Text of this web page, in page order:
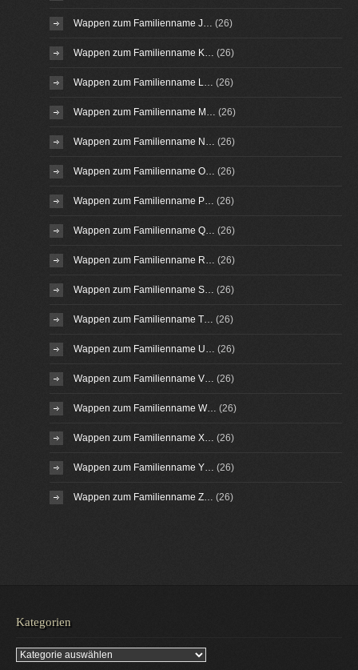
Wappen zum Familienname J… (26)
Wappen zum Familienname K… (26)
Wappen zum Familienname L… (26)
Wappen zum Familienname M… (26)
Wappen zum Familienname N… (26)
Wappen zum Familienname O… (26)
Wappen zum Familienname P… (26)
Wappen zum Familienname Q… (26)
Wappen zum Familienname R… (26)
Wappen zum Familienname S… (26)
Wappen zum Familienname T… (26)
Wappen zum Familienname U… (26)
Wappen zum Familienname V… (26)
Wappen zum Familienname W… (26)
Wappen zum Familienname X… (26)
Wappen zum Familienname Y… (26)
Wappen zum Familienname Z… (26)
Kategorien
Kategorien